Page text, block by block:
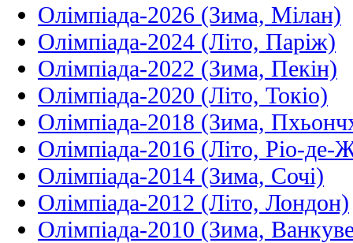
Олімпіада-2026 (Зима, Мілан)
Олімпіада-2024 (Літо, Паріж)
Олімпіада-2022 (Зима, Пекін)
Олімпіада-2020 (Літо, Токіо)
Олімпіада-2018 (Зима,
Олімпіада-2016 (Літо, Ріо-де-
Олімпіада-2014 (Зима, Сочі)
Олімпіада-2012 (Літо, Лондон)
Олімпіада-2010 (Зима,